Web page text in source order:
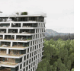
կկարողանա